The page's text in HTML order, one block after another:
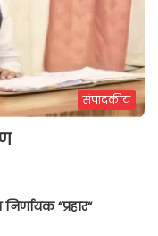
संपादकीय
“प्रहार“